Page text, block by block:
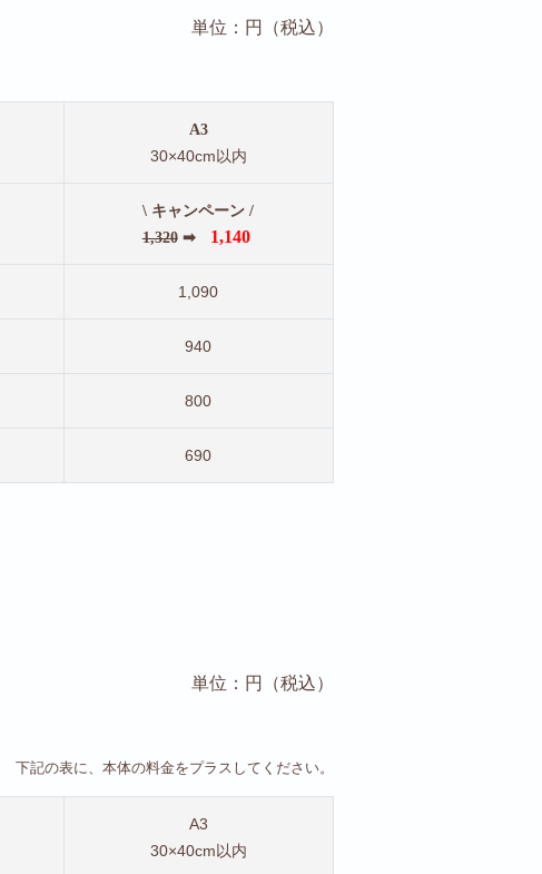
単位：円（税込）
A3
30×40cm以内
\ キャンペーン /
1,320➡ 1,140
1,090
940
800
690
単位：円（税込）
下記の表に、本体の料金をプラスしてください。
A3
30×40cm以内